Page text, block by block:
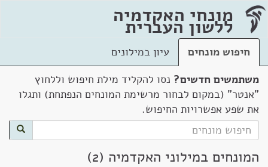
מונחי האקדמיה
ללשון העברית
חיפוש מונחים
עיון במילונים
משתמשים חדשים? נסו להקליד מילת חיפוש וללחוץ
"אנטר" (במקום לבחור מרשימת המונחים הנפתחת) ותגלו
את שפע אפשרויות החיפוש.
המונחים במילוני האקדמיה (2)